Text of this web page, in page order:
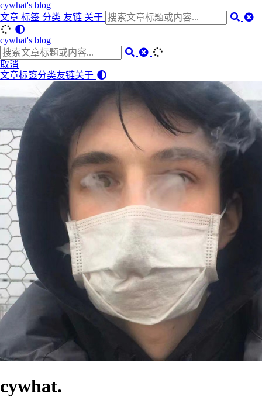
cywhat's blog
文章 标签 分类 友链 关于
cywhat's blog
取消
文章标签分类友链关于
cywhat.